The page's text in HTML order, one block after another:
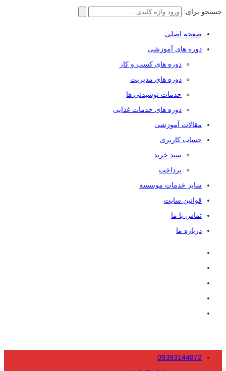
جستجو برای:
صفحه اصلی
دوره های آموزشی
دوره های کسب و کار
دوره های مدیریت
خدمات نوشیدنی ها
دوره های خدمات غذایی
مقالات آموزشی
حساب کاربری
سبد خرید
پرداخت
سایر خدمات موسسه
قوانین سایت
تماس با ما
درباره ما
09393144872